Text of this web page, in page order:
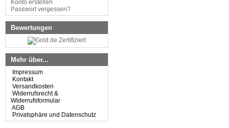
Konto erstellen
Passwort vergessen?
Bewertungen
Mehr über...
Impressum
Kontakt
Versandkosten
Widerrufsrecht &
Widerrufsformular
AGB
Privatsphäre und Datenschutz